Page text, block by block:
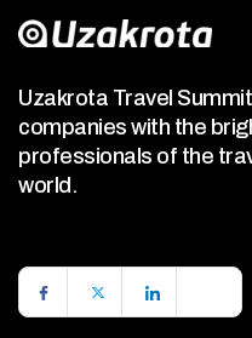
Uzakrota Travel
companies with the
professionals of the
world.